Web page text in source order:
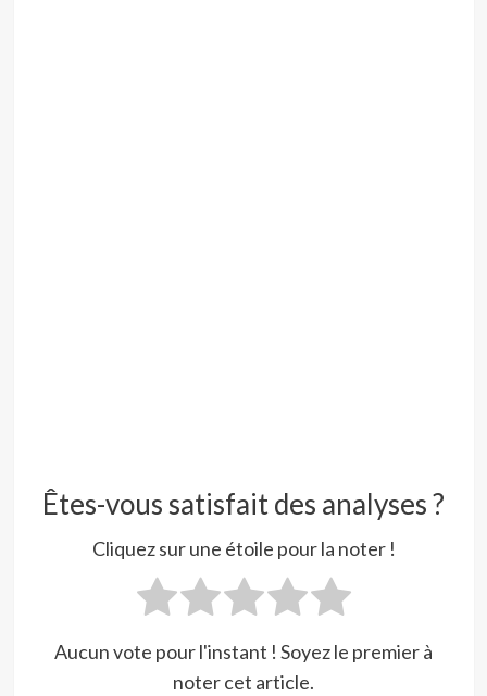
Êtes-vous satisfait des analyses ?
Cliquez sur une étoile pour la noter !
Aucun vote pour l'instant ! Soyez le premier à
noter cet article.